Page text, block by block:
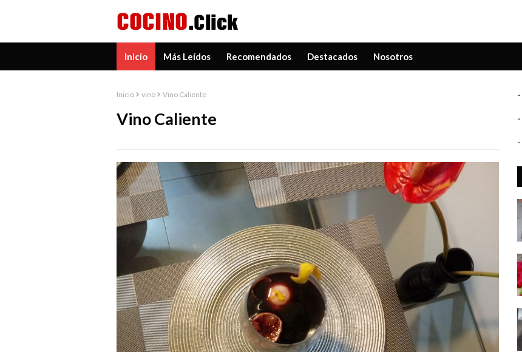
Inicio Más Leídos Recomendados Destacados Nosotros
Inicio vino Vino Caliente
Vino Caliente
-
-
-